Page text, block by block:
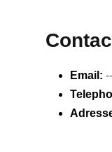
Email: